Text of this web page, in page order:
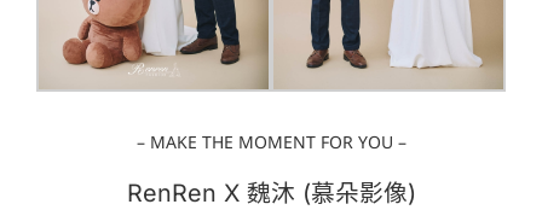
– MAKE THE MOMENT FOR YOU –
RenRen X 魏沐 (慕朵影像)